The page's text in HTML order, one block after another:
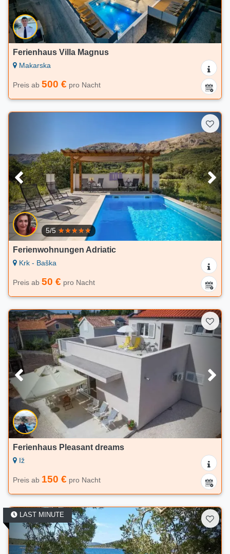
Ferienhaus Villa Magnus
Makarska
Preis ab 500 € pro Nacht
5/5
Ferienwohnungen Adriatic
Krk - Baška
Preis ab 50 € pro Nacht
Ferienhaus Pleasant dreams
Iž
Preis ab 150 € pro Nacht
LAST MINUTE